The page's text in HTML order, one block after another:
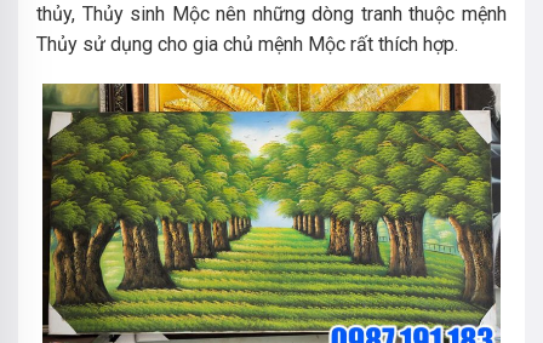
thủy, Thủy sinh Mộc nên những dòng tranh thuộc mệnh
Thủy sử dụng cho gia chủ mệnh Mộc rất thích hợp.